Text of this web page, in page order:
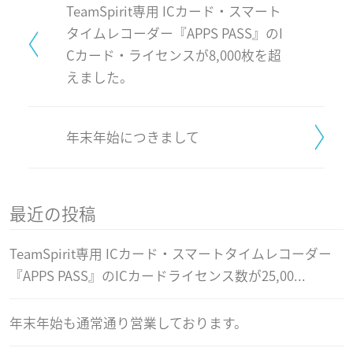
TeamSpirit専用 ICカード・スマート
タイムレコーダー『APPS PASS』のI
Cカード・ライセンスが8,000枚を超
えました。
年末年始につきまして
最近の投稿
TeamSpirit専用 ICカード・スマートタイムレコーダー
『APPS PASS』のICカードライセンス数が25,00...
年末年始も通常通り営業しております。